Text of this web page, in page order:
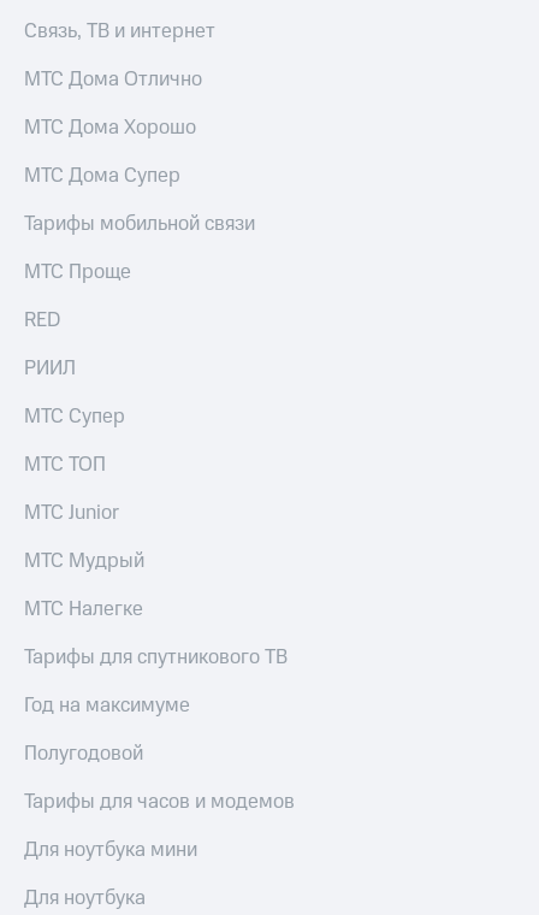
Связь, ТВ и интернет
МТС Дома Отлично
МТС Дома Хорошо
МТС Дома Супер
Тарифы мобильной связи
МТС Проще
RED
РИИЛ
МТС Супер
МТС ТОП
МТС Junior
МТС Мудрый
МТС Налегке
Тарифы для спутникового ТВ
Год на максимуме
Полугодовой
Тарифы для часов и модемов
Для ноутбука мини
Для ноутбука